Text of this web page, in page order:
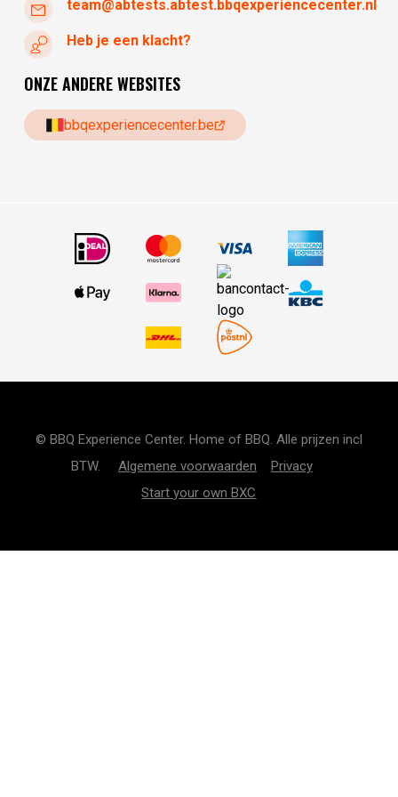
team@abtests.abtest.bbqexperiencecenter.nl
Heb je een klacht?
ONZE ANDERE WEBSITES
bbqexperiencecenter.be
© BBQ Experience Center. Home of BBQ. Alle prijzen incl
BTW. Algemene voorwaarden
Privacy
Start your own BXC